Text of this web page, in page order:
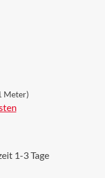
Meter)
1-3 Tage